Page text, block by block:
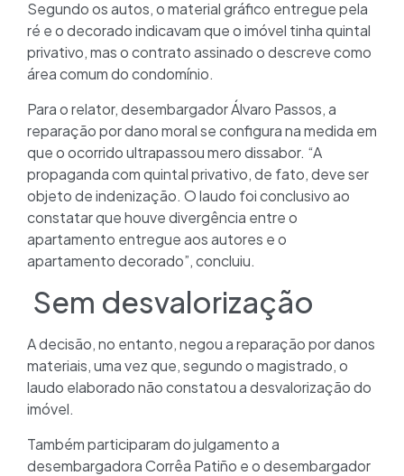
Segundo os autos, o material gráfico entregue pela
ré e o decorado indicavam que o imóvel tinha quintal
privativo, mas o contrato assinado o descreve como
área comum do condomínio.
Para o relator, desembargador Álvaro Passos, a
reparação por dano moral se configura na medida em
que o ocorrido ultrapassou mero dissabor. “A
propaganda com quintal privativo, de fato, deve ser
objeto de indenização. O laudo foi conclusivo ao
constatar que houve divergência entre o
apartamento entregue aos autores e o
apartamento decorado”, concluiu.
Sem desvalorização
A decisão, no entanto, negou a reparação por danos
materiais, uma vez que, segundo o magistrado, o
laudo elaborado não constatou a desvalorização do
imóvel.
Também participaram do julgamento a
desembargadora Corrêa Patiño e o desembargador